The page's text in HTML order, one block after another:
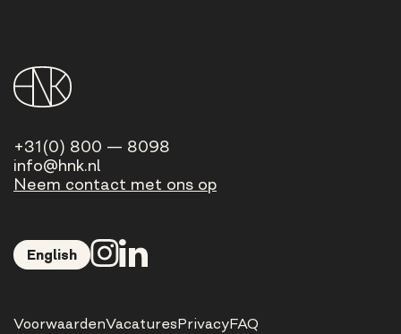
+31(0) 800 — 8098
info@hnk.nl
Neem contact met ons op
VoorwaardenVacaturesPrivacyFAQ
English